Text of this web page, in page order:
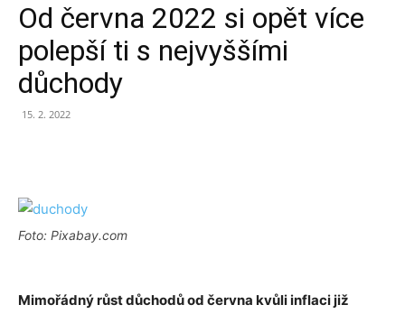
Od června 2022 si opět více
polepší ti s nejvyššími
důchody
15. 2. 2022
Foto: Pixabay.com
Mimořádný růst důchodů od června kvůli inflaci již